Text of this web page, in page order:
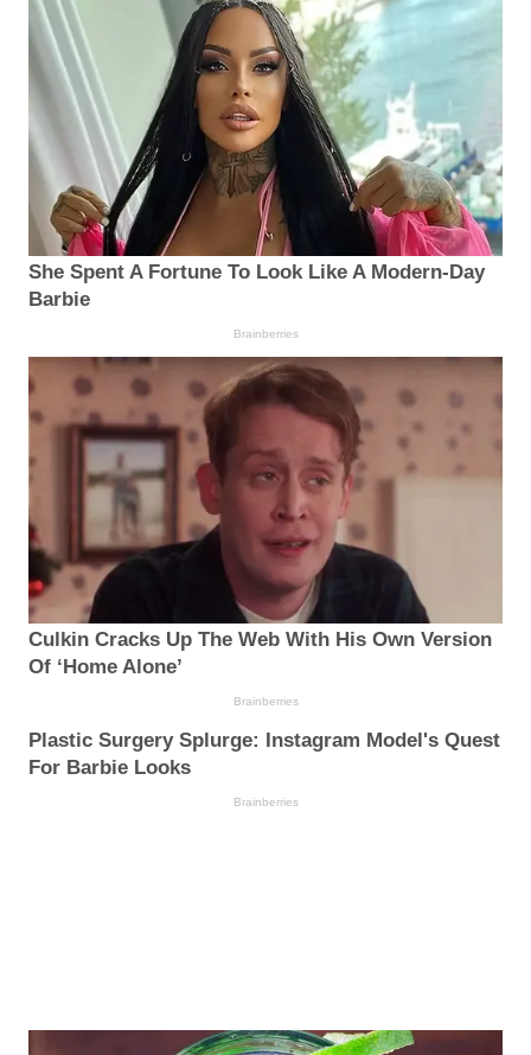
She Spent A Fortune To Look Like A Modern-Day
Barbie
Brainberries
Culkin Cracks Up The Web With His Own Version
Of ‘Home Alone’
Brainberries
Plastic Surgery Splurge: Instagram Model's Quest
For Barbie Looks
Brainberries